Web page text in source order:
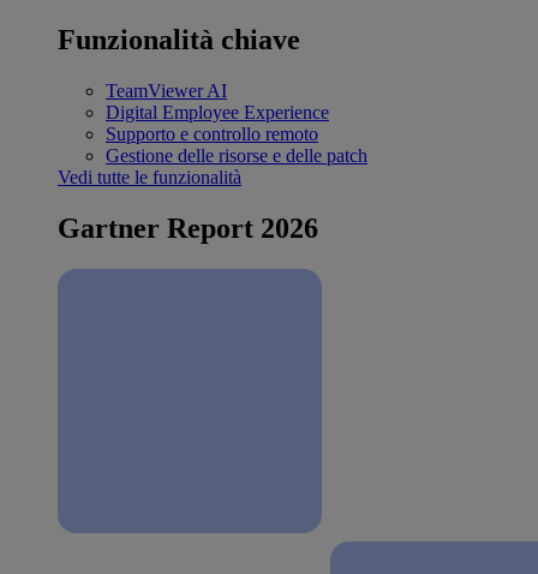
Funzionalità chiave
TeamViewer AI
Digital Employee Experience
Supporto e controllo remoto
Gestione delle risorse e delle patch
Vedi tutte le funzionalità
Gartner Report 2026